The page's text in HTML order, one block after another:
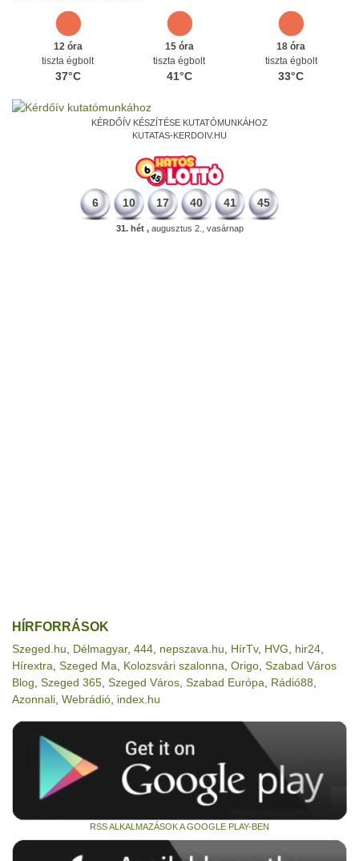
12 óra
tiszta égbolt
37°C
15 óra
tiszta égbolt
41°C
18 óra
tiszta égbolt
33°C
KÉRDŐÍV KÉSZÍTÉSE KUTATÓMUNKÁHOZ
KUTATAS-KERDOIV.HU
6 10 17 40 41 45
31. hét ,augusztus 2., vasárnap
HÍRFORRÁSOK
Szeged.hu Délmagyar, 444 nepszava.hu HírTv, HVG hir24
Hírextra Szeged Ma Kolozsvári szalonna Origo Szabad Város
Blog Szeged 365 Szeged Város Szabad Európa Rádió88
Azonnali Webrádió index.hu
RSS ALKALMAZÁSOK A GOOGLE PLAY-BEN